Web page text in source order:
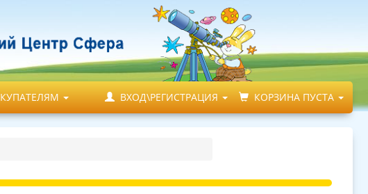
ВХОД\РЕГИСТРАЦИЯ КОРЗИНА ПУСТА